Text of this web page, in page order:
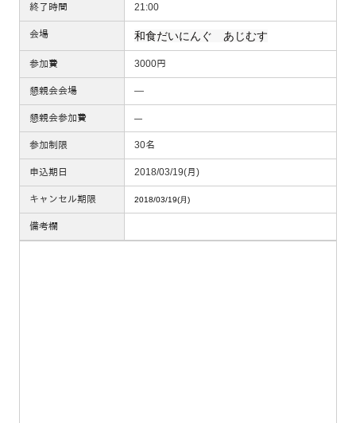
終了時間 21:00
会場 和食だいにんぐ あじむす
参加費 3000円
懇親会会場 ―
懇親会参加費 ―
参加制限 30名
申込期日 2018/03/19(月)
キャンセル期限 2018/03/19(月)
備考欄